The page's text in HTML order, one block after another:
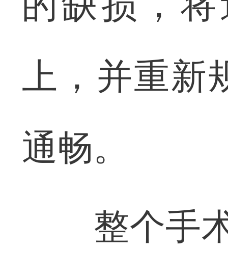
上，并重新
通畅。
整个手术